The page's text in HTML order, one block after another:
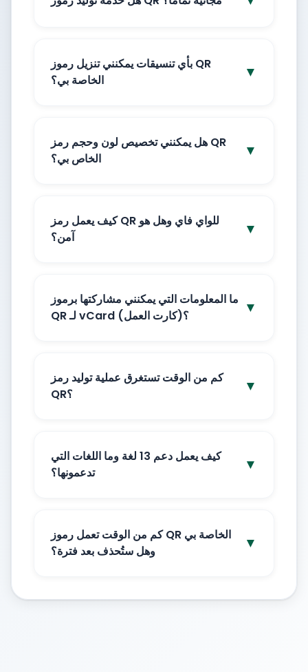
بأي تنسيقات يمكنني تنزيل رموز QR
الخاصة بي؟
▼
هل يمكنني تخصيص لون وحجم رمز QR
الخاص بي؟
▼
كيف يعمل رمز QR للواي فاي وهل هو
آمن؟
▼
ما المعلومات التي يمكنني مشاركتها برموز
QR لـ vCard (كارت العمل)؟
▼
كم من الوقت تستغرق عملية توليد رمز
QR؟
▼
كيف يعمل دعم 13 لغة وما اللغات التي
تدعمونها؟
▼
كم من الوقت تعمل رموز QR الخاصة بي
وهل ستُحذف بعد فترة؟
▼